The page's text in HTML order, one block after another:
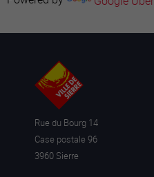
Rue du Bourg 14
Case postale 96
3960 Sierre